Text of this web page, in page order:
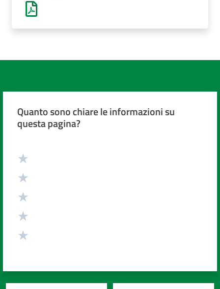
territorio
Costruiamo
Salute
Novità
Scuole
Imprese
Quanto sono chiare le informazioni su
questa pagina?